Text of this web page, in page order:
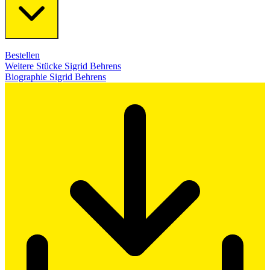
Bestellen
Weitere Stücke Sigrid Behrens
Biographie Sigrid Behrens